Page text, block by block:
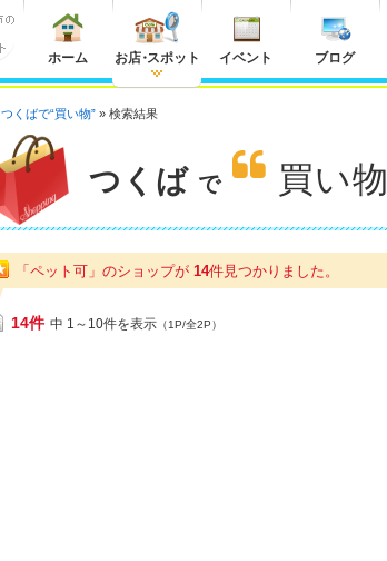
ホーム お店・スポット イベント ブログ
つくばで“買い物” 検索結果
つくば で 買い物
「ペット可」のショップが 14件見つかりました。
14件 中 1～10件を表示 （1P/全2P）